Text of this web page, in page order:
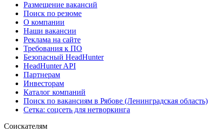
Размещение вакансий
Поиск по резюме
О компании
Наши вакансии
Реклама на сайте
Требования к ПО
Безопасный HeadHunter
HeadHunter API
Партнерам
Инвесторам
Каталог компаний
Поиск по вакансиям в Рябове (Ленинградская область)
Сетка: соцсеть для нетворкинга
Соискателям